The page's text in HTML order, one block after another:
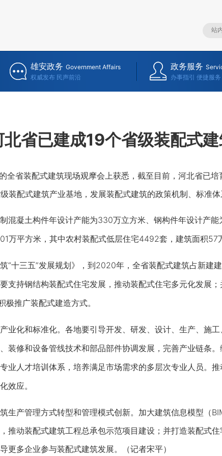
雄安政务 Government Affairs
权威发布 民声前沿
政务服务
办事指引 便捷服务
北省已建成19个省级装配式
省装配式建筑现场观摩会上获悉，截至目前，河北省已培
装配式建筑产业基地，发展装配式建筑的政策机制、标准
凝土构件年设计产能为330万立方米、钢构件年设计产能
万平方米，其中农村装配式低层住宅4492套，建筑面积57
三五”发展规划》，到2020年，全省装配式建筑占新建
支持钢结构装配式住宅发展，推动装配式住宅多元化发展
极推广装配式建造方式。
化和标准化。各地要引导开发、研发、设计、生产、施工
装修和设备管线技术和部品部件协调发展，完善产业链条
业人才培训体系，培养满足市场需求的多层次专业人员。
效应。
产管理方式转型和管理模式创新。加大建筑信息模型（
推动装配式建筑工程总承包示范项目建设；并打造装配式
更多企业参与装配式建筑发展。（记者宋平）